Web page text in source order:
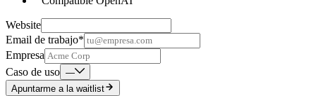
Website
Email de trabajo*
Empresa
Caso de uso —
Apuntarme a la waitlist